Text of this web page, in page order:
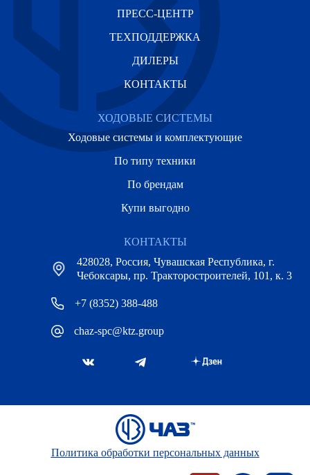
ПРЕСС-ЦЕНТР
ТЕХПОДДЕРЖКА
ДИЛЕРЫ
КОНТАКТЫ
ХОДОВЫЕ СИСТЕМЫ
Ходовые системы и комплектующие
По типу техники
По брендам
Купи выгодно
КОНТАКТЫ
428028, Россия, Чувашская Республика, г.
Чебоксары, пр. Тракторостроителей, 101, к. 3
+7 (8352) 388-488
chaz-spc@ktz.group
Политика обработки персональных данных